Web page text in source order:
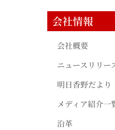
会社情報
会社概要
ニュースリリー
明日香野だより
メディア紹介一
沿革